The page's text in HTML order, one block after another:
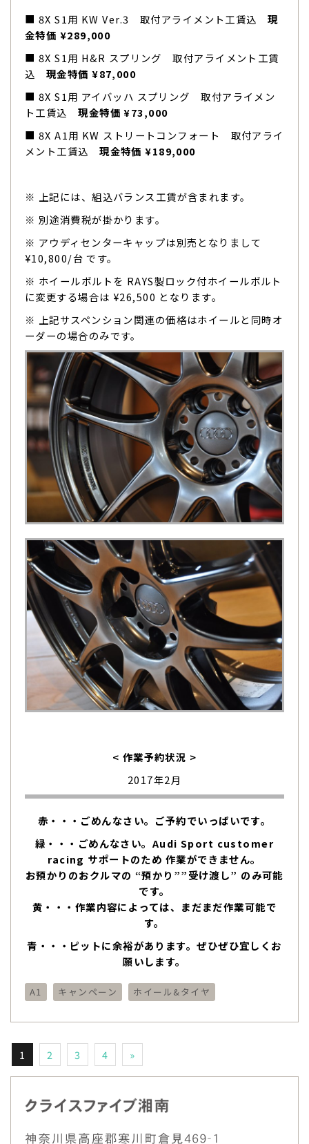
■ 8X S1用 KW Ver.3 取付アライメント工賃込現
金特価 ¥289,000
■ 8X S1用 H&R スプリング 取付アライメント工賃
込 現金特価 ¥87,000
■ 8X S1用 アイバッハ スプリング 取付アライメン
ト工賃込現金特価 ¥73,000
■ 8X A1用 KW ストリートコンフォート 取付アライ
メント工賃込現金特価 ¥189,000
※ 上記には、組込バランス工賃が含まれます。
※ 別途消費税が掛かります。
※ アウディセンターキャップは別売となりまして
¥10,800/台 です。
※ ホイールボルトを RAYS製ロック付ホイールボルト
に変更する場合は ¥26,500 となります。
※ 上記サスペンション関連の価格はホイールと同時オ
ーダーの場合のみです。
< 作業予約状況 >
2017年2月
赤・・・ごめんなさい。ご予約でいっぱいです。
緑・・・ごめんなさい。Audi Sport customer
racing サポートのため 作業ができません。
お預かりのおクルマの “預かり””受け渡し” のみ可能
です。
黄・・・作業内容によっては、まだまだ作業可能で
す。
青・・・ピットに余裕があります。ぜひぜひ宜しくお
願いします。
A1 キャンペーン ホイール&タイヤ
1 2 3 4 »